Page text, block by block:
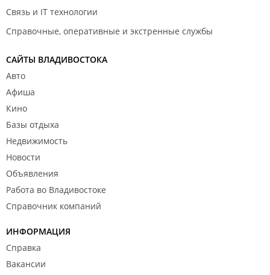
Связь и IT технологии
Справочные, оперативные и экстренные службы
САЙТЫ ВЛАДИВОСТОКА
Авто
Афиша
Кино
Базы отдыха
Недвижимость
Новости
Объявления
Работа во Владивостоке
Справочник компаний
ИНФОРМАЦИЯ
Справка
Вакансии